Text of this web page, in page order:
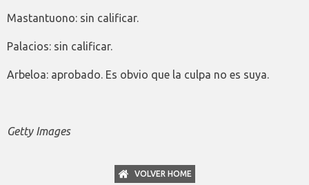
Mastantuono: sin calificar.
Palacios: sin calificar.
Arbeloa: aprobado. Es obvio que la culpa no es suya.
Getty Images
VOLVER HOME